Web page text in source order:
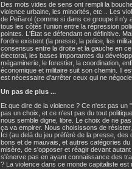
Des mots vides de sens ont rempli la
violence urbaine, les minorités, etc .. Les
de Peñarol (comme si dans ce groupe il n'y
tous les côtés l'union entre la répression
pointes. L'État se défendant en définitive.
l'ordre existent (la presse, la police, les
consensus entre la droite et la gauche en
électoral, les bases importantes du
mégaminerie, le forestier, la coordination,
économique et militaire suit son chemin. Il
est nécessaire d'arrêter ceux qui ne
Un pas de plus ...
Et que dire de la violence ? Ce n'est pas
pas un choix, et ce n'est pas du tout
nous semble digne, libre. Le choix de ne
ça va empirer. Nous choisissons de
Ici (au delà du jeu préféré de la presse,
bons et de mauvais, et autres catégories
misère, de s'opposer et réagir devant
s'énerve pas en ayant connaissance des
? La violence dans ce monde capitaliste